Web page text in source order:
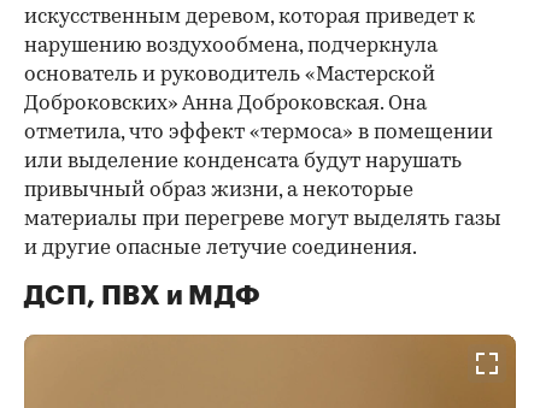
искусственным деревом, которая приведет к
нарушению воздухообмена, подчеркнула
основатель и руководитель «Мастерской
Доброковских» Анна Доброковская. Она
отметила, что эффект «термоса» в помещении
или выделение конденсата будут нарушать
привычный образ жизни, а некоторые
материалы при перегреве могут выделять газы
и другие опасные летучие соединения.
ДСП, ПВХ и МДФ